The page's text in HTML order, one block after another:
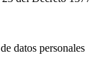
datos personales